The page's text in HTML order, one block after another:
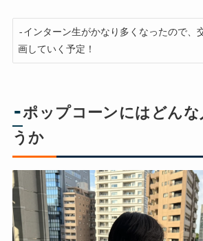
-インターン生がかなり多くなったので、
画していく予定！
-ポップコーンにはどん
うか